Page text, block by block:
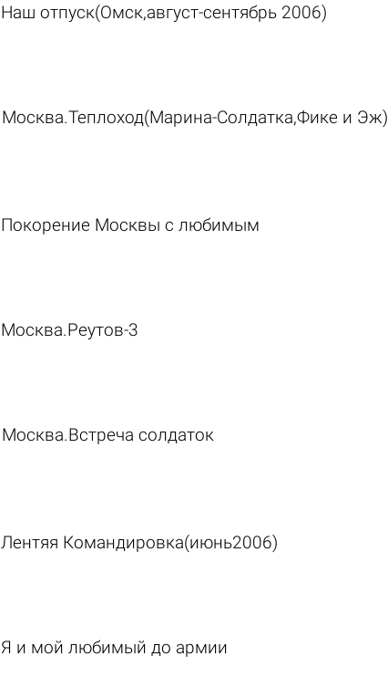
Наш отпуск(Омск,август-сентябрь 2006)
Москва.Теплоход(Марина-Солдатка,Фике и Эж)
Покорение Москвы с любимым
Москва.Реутов-3
Москва.Встреча солдаток
Лентяя Командировка(июнь2006)
Я и мой любимый до армии